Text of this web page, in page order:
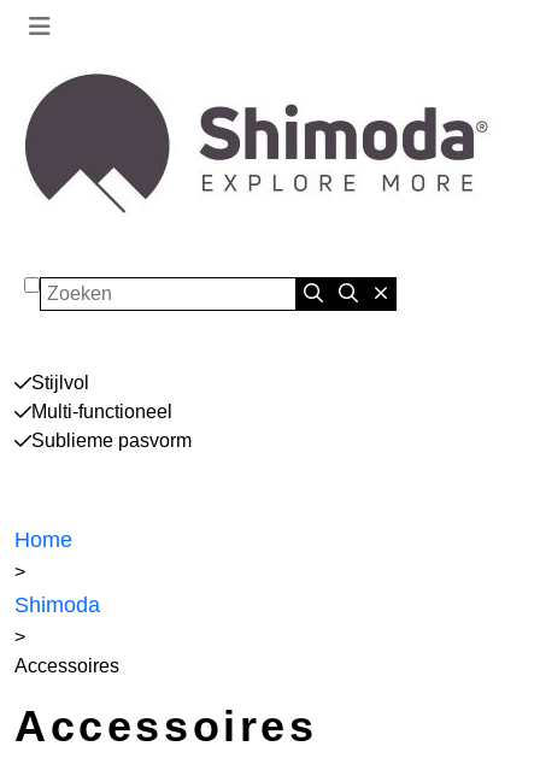
Zoeken
Stijlvol
Multi-functioneel
Sublieme pasvorm
Home
>
Shimoda
>
Accessoires
Accessoires